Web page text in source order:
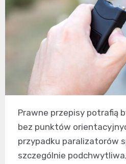
Prawne przepisy potrafią
bez punktów
przypadku paralizatorów
szczególnie